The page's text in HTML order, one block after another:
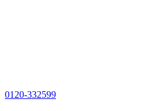
0120-332599